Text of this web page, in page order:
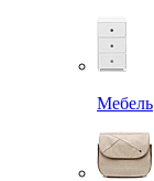
Мебель